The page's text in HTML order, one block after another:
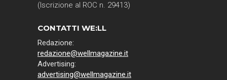
(Iscrizione al ROC n. 29413)
CONTATTI WE:LL
Redazione:
redazione@wellmagazine.it
Advertising:
advertising@wellmagazine.it